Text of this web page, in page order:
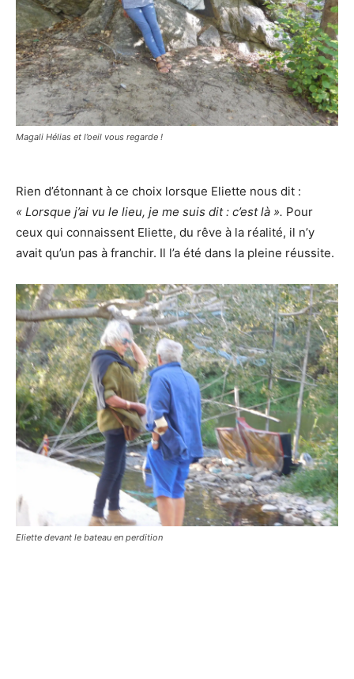
Magali Hélias et l’oeil vous regarde !
Rien d’étonnant à ce choix lorsque Eliette nous dit :
« Lorsque j’ai vu le lieu, je me suis dit : c’est là ». Pour
ceux qui connaissent Eliette, du rêve à la réalité, il n’y
avait qu’un pas à franchir. Il l’a été dans la pleine réussite.
Eliette devant le bateau en perdition